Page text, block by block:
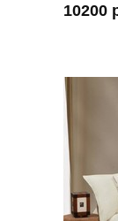
10200